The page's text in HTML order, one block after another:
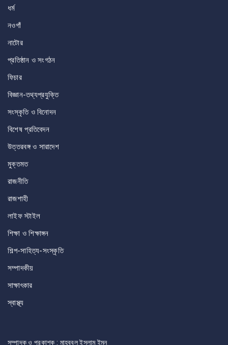
ধর্ম
নওগাঁ
নাটোর
প্রতিষ্ঠান ও সংগঠন
ফিচার
বিজ্ঞান-তথ্যপ্রযুক্তি
সংস্কৃতি ও বিনোদন
বিশেষ প্রতিবেদন
উত্তরবঙ্গ ও সারাদেশ
মুক্তমত
রাজনীতি
রাজশাহী
লাইফ স্টাইল
শিক্ষা ও শিক্ষাঙ্গন
শিল্প-সাহিত্য-সংস্কৃতি
সম্পাদকীয়
সাক্ষাৎকার
স্বাস্থ্য
সম্পাদক ও প্রকাশক : মাহবুবুল ইসলাম ইমন